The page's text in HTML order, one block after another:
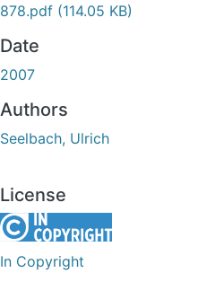
878.pdf (114.05 KB)
Date
2007
Authors
Seelbach, Ulrich
License
In Copyright